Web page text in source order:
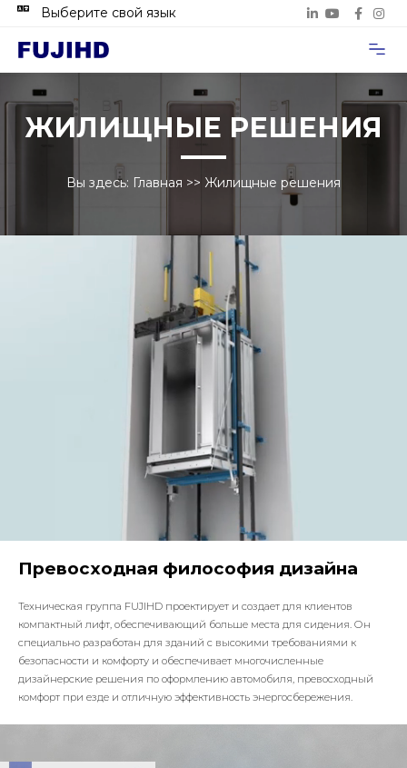
Выберите свой язык
ЖИЛИЩНЫЕ РЕШЕНИЯ
Вы здесь: Главная >> Жилищные решения
Превосходная философия дизайна
Техническая группа FUJIHD проектирует и создает для клиентов
компактный лифт, обеспечивающий больше места для сидения. Он
специально разработан для зданий с высокими требованиями к
безопасности и комфорту и обеспечивает многочисленные
дизайнерские решения по оформлению автомобиля, превосходный
комфорт при езде и отличную эффективность энергосбережения.